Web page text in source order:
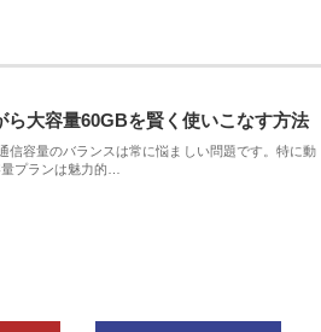
ら大容量60GBを賢く使いこなす方法
信容量のバランスは常に悩ましい問題です。特に動
プランは魅力的…